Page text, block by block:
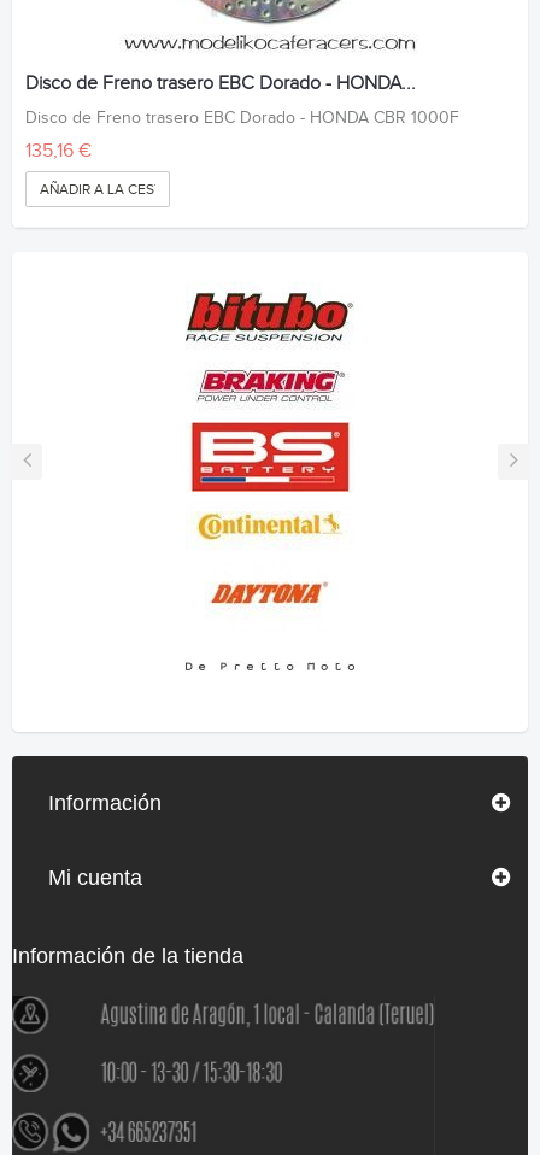
Disco de Freno trasero EBC Dorado - HONDA...
Disco de Freno trasero EBC Dorado - HONDA CBR 1000F
135,16 €
AÑADIR A LA CESTA
Información
Mi cuenta
Información de la tienda